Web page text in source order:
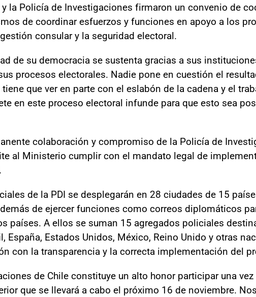
la Policía de Investigaciones firmaron un convenio de
de coordinar esfuerzos y funciones en apoyo a los
consular y la seguridad electoral.
de su democracia se sustenta gracias a sus
procesos electorales. Nadie pone en cuestión el
que ver en parte con el eslabón de la cadena y el
en este proceso electoral infunde para que esto sea
colaboración y compromiso de la Policía de
al Ministerio cumplir con el mandato legal de
de la PDI se desplegarán en 28 ciudades de 15
de ejercer funciones como correos diplomáticos
países. A ellos se suman 15 agregados policiales
España, Estados Unidos, México, Reino Unido y otras
con la transparencia y la correcta implementación del
de Chile constituye un alto honor participar una
que se llevará a cabo el próximo 16 de noviembre.